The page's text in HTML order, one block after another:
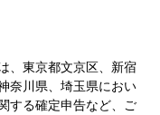
、東京都文京区、新宿
奈川県、埼玉県におい
する確定申告など、ご